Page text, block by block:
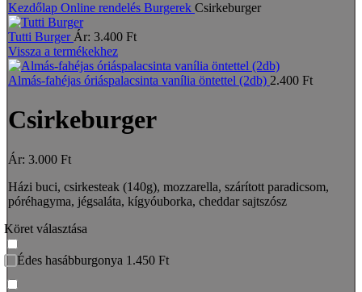
Kezdőlap Online rendelés Burgerek Csirkeburger
Tutti Burger Ár: 3.400 Ft
Vissza a termékekhez
Almás-fahéjas óriáspalacsinta vanília öntettel (2db) 2.400 Ft
Csirkeburger
Ár: 3.000 Ft
Házi buci, csirkesteak (140g), mozzarella, szárított paradicsom,
póréhagyma, jégsaláta, kígyóuborka, cheddar sajtszósz
Köret választása
Édes hasábburgonya 1.450 Ft